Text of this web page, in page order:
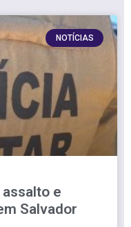
NOTÍCIAS
e
Salvador